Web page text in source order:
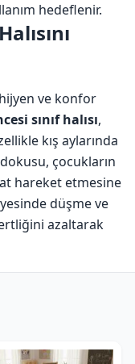
hedeflenir.
ve konfor
sınıf halısı,
kış aylarında
dokusu, çocukların
hareket etmesine
düşme ve
azaltarak